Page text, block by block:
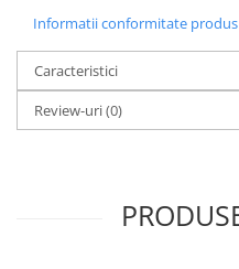
Informatii conformitate produs
Caracteristici
Review-uri(0)